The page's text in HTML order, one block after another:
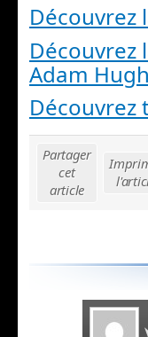
Découvrez
Découvrez
Adam
Découvrez
Partager
cet
article